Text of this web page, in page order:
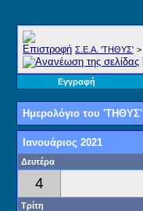
Σ.E.A. 'ΤΗΘΥΣ' >
Εγγραφή
Ημερολόγιο του 'ΤΗΘΥΣ'
Ιανουάριος 2021
Δευτέρα
4
Τρίτη